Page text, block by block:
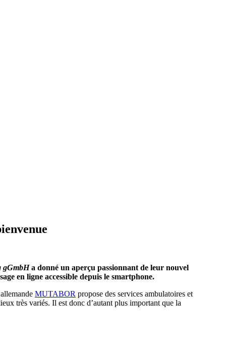
gGmbHa donné un aperçu passionnant de leur nouvel
en ligne accessible depuis le smartphone.
MUTABOR propose des services ambulatoires et
très variés. Il est donc d’autant plus important que la